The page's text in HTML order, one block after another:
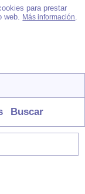
para prestar
web. Más información.
Buscar